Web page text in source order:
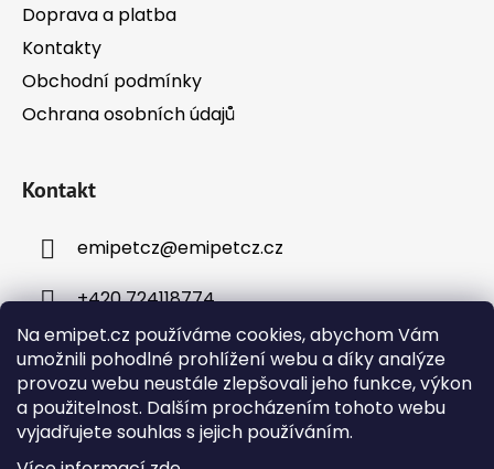
Na emipet.cz používáme cookies, abychom Vám
umožnili pohodlné prohlížení webu a díky analýze
provozu webu neustále zlepšovali jeho funkce, výkon
a použitelnost. Dalším procházením tohoto webu
vyjadřujete souhlas s jejich používáním.
Doprava a platba
Kontakty
Obchodní podmínky
Ochrana osobních údajů
Kontakt
emipetcz@emipetcz.cz
+420 724118774
Instagram